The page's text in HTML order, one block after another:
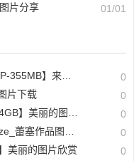
片分享 01/01
】来看看吧 0
片下载 0
美丽的图片分享 0
作品图片未删减 0
美丽的图片欣赏 0